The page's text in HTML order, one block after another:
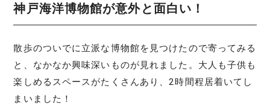
神戸海洋博物館が意外と面白い！
散歩のついでに立派な博物館を見つけたので寄ってみる
と、なかなか興味深いものが見れました。大人も子供も
楽しめるスペースがたくさんあり、2時間程居着いてし
まいました！